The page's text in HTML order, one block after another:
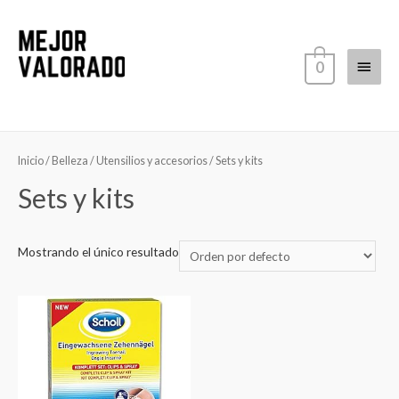
contenido
Menú
0
Inicio/ Belleza / Utensilios y accesorios/ Sets y kits
Sets y kits
Mostrando el único resultado